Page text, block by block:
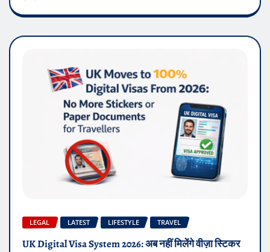
LEGAL LATEST LIFESTYLE TRAVEL
UK Digital Visa System 2026: अब नहीं मिलेंगे वीज़ा स्टिकर